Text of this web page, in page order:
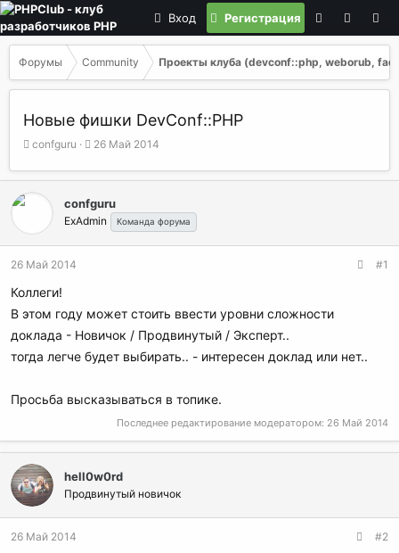
Вход Регистрация
Форумы Community Проекты клуба (devconf::php, weborub,
Новые фишки DevConf::PHP
А
т
о
ы
confguru
Д
т
н
а
26 Май 2014
confguru
ExAdmin Команда форума
26 Май 2014 #1
Коллеги!
В этом году может стоить ввести уровни сложности
доклада - Новичок / Продвинутый / Эксперт..
тогда легче будет выбирать.. - интересен доклад или нет..
Просьба высказываться в топике.
Последнее редактирование модератором: 26 Май 2014
hell0w0rd
Продвинутый новичок
26 Май 2014 #2